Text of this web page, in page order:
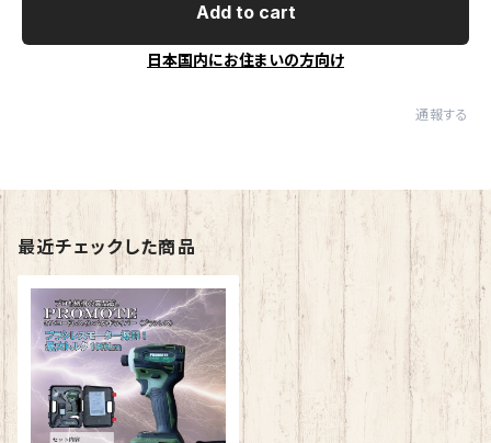
Add to cart
日本国内にお住まいの方向け
通報する
最近チェックした商品